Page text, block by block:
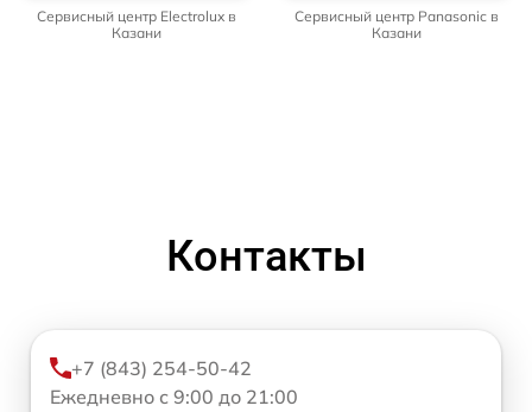
Сервисный центр Electrolux в
Казани
Сервисный центр Panasonic в
Казани
Контакты
+7 (843) 254-50-42
Ежедневно с 9:00 до 21:00